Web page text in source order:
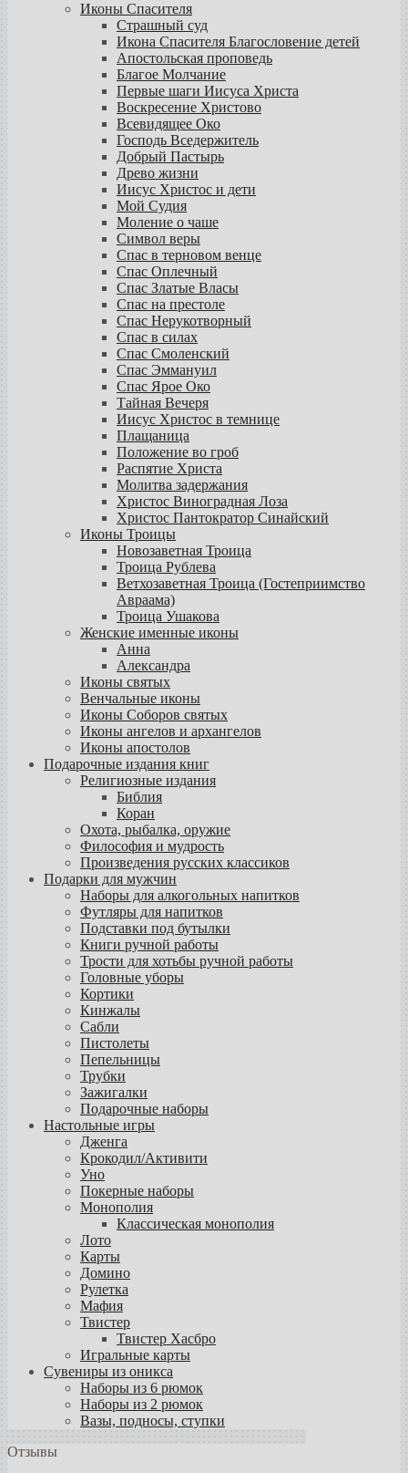
Иконы Спасителя
Страшный суд
Икона Спасителя Благословение детей
Апостольская проповедь
Благое Молчание
Первые шаги Иисуса Христа
Воскресение Христово
Всевидящее Око
Господь Вседержитель
Добрый Пастырь
Древо жизни
Иисус Христос и дети
Мой Судия
Моление о чаше
Символ веры
Спас в терновом венце
Спас Оплечный
Спас Златые Власы
Спас на престоле
Спас Нерукотворный
Спас в силах
Спас Смоленский
Спас Эммануил
Спас Ярое Око
Тайная Вечеря
Иисус Христос в темнице
Плащаница
Положение во гроб
Распятие Христа
Молитва задержания
Христос Виноградная Лоза
Христос Пантократор Синайский
Иконы Троицы
Новозаветная Троица
Троица Рублева
Ветхозаветная Троица (Гостеприимство
Авраама)
Троица Ушакова
Женские именные иконы
Анна
Александра
Иконы святых
Венчальные иконы
Иконы Соборов святых
Иконы ангелов и архангелов
Иконы апостолов
Подарочные издания книг
Религиозные издания
Библия
Коран
Охота, рыбалка, оружие
Философия и мудрость
Произведения русских классиков
Подарки для мужчин
Наборы для алкогольных напитков
Футляры для напитков
Подставки под бутылки
Книги ручной работы
Трости для хотьбы ручной работы
Головные уборы
Кортики
Кинжалы
Сабли
Пистолеты
Пепельницы
Трубки
Зажигалки
Подарочные наборы
Настольные игры
Дженга
Крокодил/Активити
Уно
Покерные наборы
Монополия
Классическая монополия
Лото
Карты
Домино
Рулетка
Мафия
Твистер
Твистер Хасбро
Игральные карты
Сувениры из оникса
Наборы из 6 рюмок
Наборы из 2 рюмок
Вазы, подносы, ступки
Отзывы